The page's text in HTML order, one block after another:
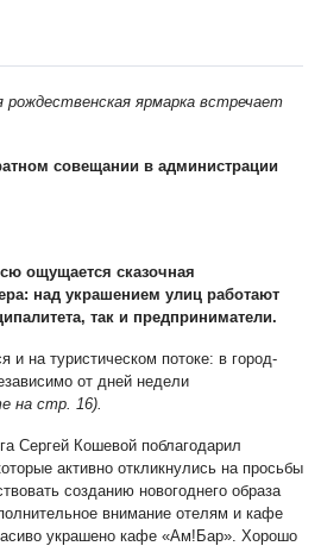
рождественская ярмарка встречает
совещании в администрации
ощущается сказочная
над украшением улиц работают
так и предприниматели.
на туристическом потоке: в город-
от дней недели
на стр. 16).
Сергей Кошевой поблагодарил
активно откликнулись на просьбы
созданию новогоднего образа
внимание отелям и кафе
украшено кафе «Ам!Бар». Хорошо